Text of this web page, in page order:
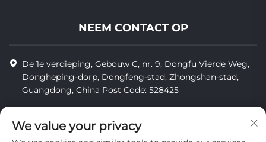
NEEM CONTACT OP
De 1e verdieping, Gebouw C, nr. 9, Dongfu Vierde Weg,
Dongheping-dorp, Dongfeng-stad, Zhongshan-stad,
Guangdong, China Post Code: 528425
[email protected]
We value your privacy